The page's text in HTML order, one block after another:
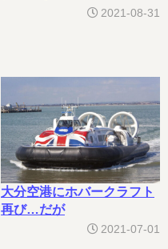
2021-08-31
大分空港にホバークラフト
再び…だが
2021-07-01